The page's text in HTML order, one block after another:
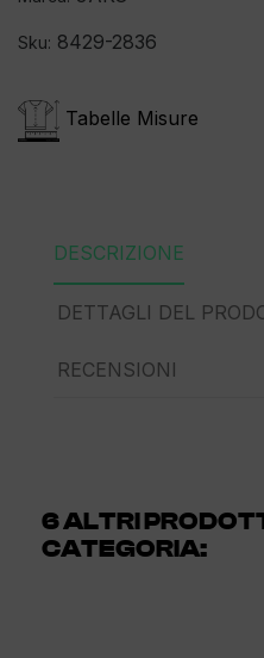
Sku: 8429-2836
Tabelle Misure
DESCRIZIONE
DETTAGLI DEL
RECENSIONI
6 ALTRI
CATEGORIA: